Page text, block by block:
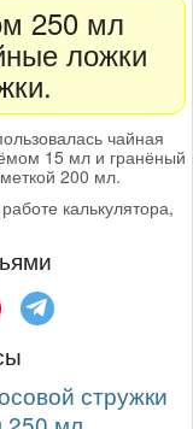
250 мл
ложки
чайная
15 мл и гранёный
200 мл.
калькулятора,
стружки